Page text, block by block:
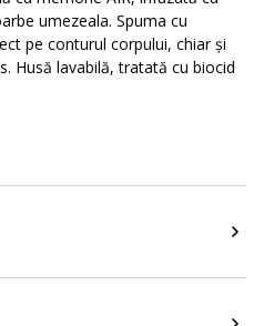
umezeala. Spuma cu
pe conturul corpului, chiar și
Husă lavabilă, tratată cu biocid